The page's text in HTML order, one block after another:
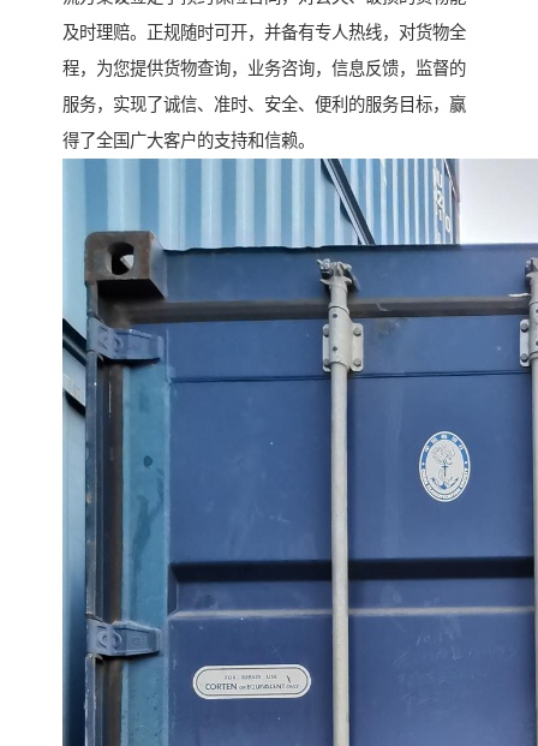
及时理赔。正规随时可开，并备有专人热线，对货物全
程，为您提供货物查询，业务咨询，信息反馈，监督的
服务，实现了诚信、准时、安全、便利的服务目标，赢
得了全国广大客户的支持和信赖。